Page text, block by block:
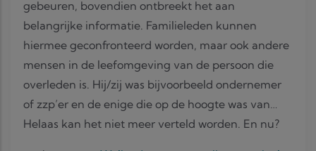
gebeuren, bovendien ontbreekt het aan
belangrijke informatie. Familieleden kunnen
hiermee geconfronteerd worden, maar ook andere
mensen in de leefomgeving van de persoon die
overleden is. Hij/zij was bijvoorbeeld ondernemer
of zzp’er en de enige die op de hoogte was van…
Helaas kan het niet meer verteld worden. En nu?